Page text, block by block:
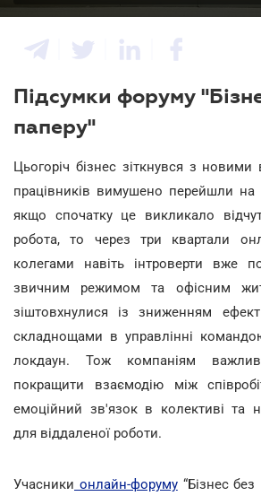
Підсумки форуму
паперу"
Цьогоріч бізнес зіткнувся з
працівників вимушено перейшли на
якщо спочатку це викликало
робота, то через три квартали
колегами навіть інтроверти вже
звичним режимом та офісним
зіштовхнулися із зниженням
складнощами в управлінні
локдаун. Тож компаніям
покращити взаємодію між
емоційний зв'язок в колективі та
для віддаленої роботи.
Учасники онлайн-форуму“Бізнес без